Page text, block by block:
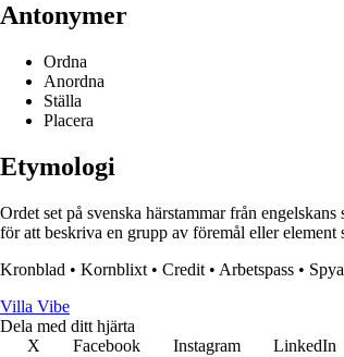
Antonymer
Ordna
Anordna
Ställa
Placera
Etymologi
Ordet set på svenska härstammar från
för att beskriva en grupp av föremål eller
Kronblad • Kornblixt • Credit • Arbetspass • Spya
Villa Vibe
Dela med ditt hjärta
X
Facebook Instagram LinkedIn